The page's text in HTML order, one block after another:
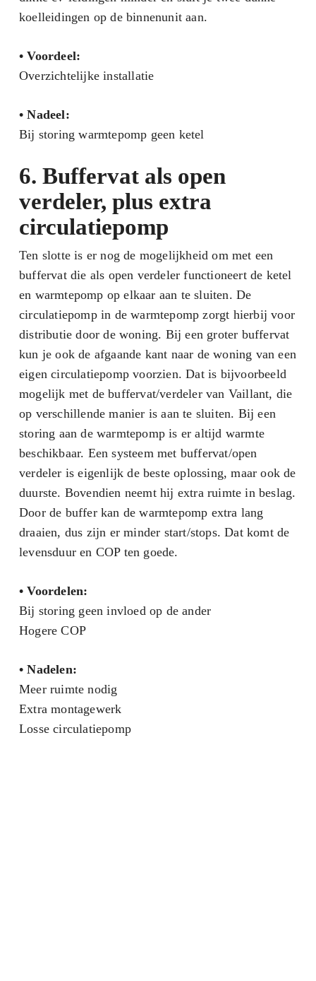
koelleidingen op de binnenunit aan.
• Voordeel:
Overzichtelijke installatie
• Nadeel:
Bij storing warmtepomp geen ketel
6. Buffervat als open
verdeler, plus extra
circulatiepomp
Ten slotte is er nog de mogelijkheid om met een
buffervat die als open verdeler functioneert de ketel
en warmtepomp op elkaar aan te sluiten. De
circulatiepomp in de warmtepomp zorgt hierbij voor
distributie door de woning. Bij een groter buffervat
kun je ook de afgaande kant naar de woning van een
eigen circulatiepomp voorzien. Dat is bijvoorbeeld
mogelijk met de buffervat/verdeler van Vaillant, die
op verschillende manier is aan te sluiten. Bij een
storing aan de warmtepomp is er altijd warmte
beschikbaar. Een systeem met buffervat/open
verdeler is eigenlijk de beste oplossing, maar ook de
duurste. Bovendien neemt hij extra ruimte in beslag.
Door de buffer kan de warmtepomp extra lang
draaien, dus zijn er minder start/stops. Dat komt de
levensduur en COP ten goede.
• Voordelen:
Bij storing geen invloed op de ander
Hogere COP
• Nadelen:
Meer ruimte nodig
Extra montagewerk
Losse circulatiepomp